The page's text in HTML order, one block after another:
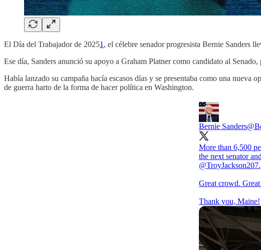
El Día del Trabajador de 20251 , el célebre senador progresista Bernie Sanders
Ese día, Sanders anunció su apoyo a Graham Platner como candidato al
Había lanzado su campaña hacía escasos días y se presentaba como una
de guerra harto de la forma de hacer política en Washington.
Bernie Sanders
More than 6,500
the next senator
@TroyJackson207.
Great crowd. Great
Thank you, Maine!